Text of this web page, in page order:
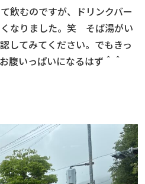
飲むのですが、ドリンクバー
なりました。笑 そば湯がい
してみてください。でもきっ
腹いっぱいになるはず＾＾